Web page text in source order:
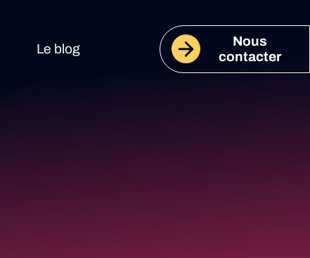
Le blog
Nous
contacter